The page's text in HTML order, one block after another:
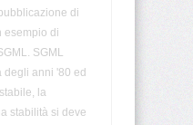
di
esempio di
SGML
anni '80 ed
la
stabilità si deve